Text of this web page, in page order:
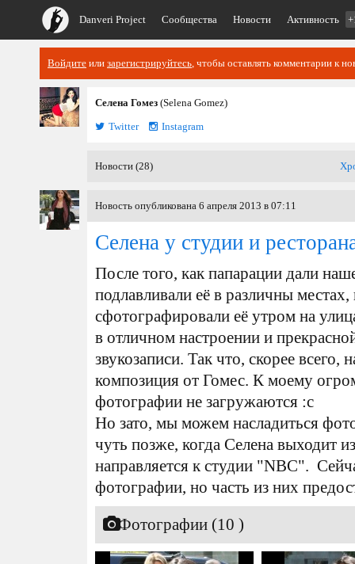
Danveri Project Сообщества Новости Активность
Войдите или зарегистрируйтесь, чтобы оставлять комментарии к
Селена Гомез (Selena Gomez)
Twitter
Instagram
Новости (28)
Новость опубликована 6 апреля 2013 в 07:11
Селена у студии и
После того, как папарации дали
подлавливали её в различны
сфотографировали её утром на
в отличном настроении и
звукозаписи. Так что, скорее всего,
композиция от Гомес. К моему
фотографии не загружаются :с
Но зато, мы можем насладиться
чуть позже, когда Селена выходит
направляется к студии "NBC".
фотографии, но часть из них
Фотографии (10 )